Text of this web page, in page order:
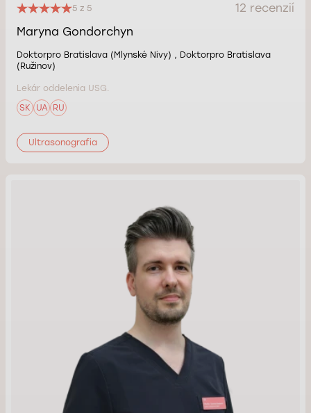
5 z 5
12 recenzií
Maryna Gondorchyn
Doktorpro Bratislava (Mlynské Nivy) , Doktorpro Bratislava
(Ružinov)
Lekár oddelenia USG.
SK
UA RU
Ultrasonografia